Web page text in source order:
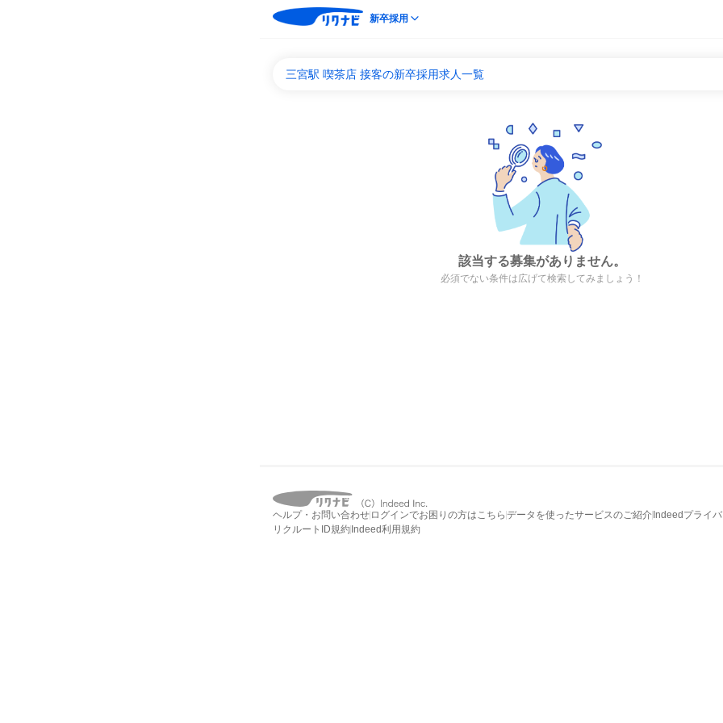
新卒採用
三宮駅 喫茶店 接客の新卒採用求人一覧
該当する募集がありません。
必須でない条件は広げて検索してみましょう！
ヘルプ・お問い合わせ ログインでお困りの方はこちら データを使ったサービスのご紹介 Indeedプライ
リクルートID規約 Indeed利用規約